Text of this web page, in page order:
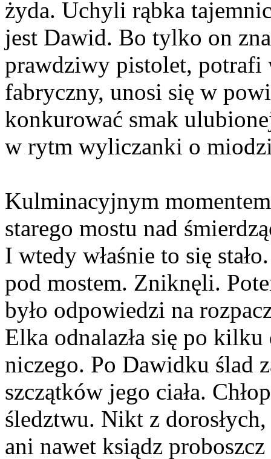
żyda. Uchyli rąbka
jest Dawid. Bo tylko on
prawdziwy pistolet, potrafi
fabryczny, unosi się w
konkurować smak
w rytm wyliczanki o
Kulminacyjnym
starego mostu nad
I wtedy właśnie to się
pod mostem. Zniknęli.
było odpowiedzi na
Elka odnalazła się po kilku
niczego. Po Dawidku ślad
szczątków jego ciała.
śledztwu. Nikt z
ani nawet ksiądz